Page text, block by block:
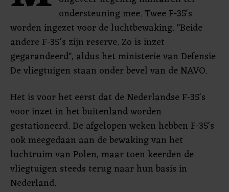
ondersteuning mee. Twee F-35's
worden ingezet voor de luchtbewaking. "Beide
andere F-35’s zijn reserve. Zo is inzet
gegarandeerd", aldus het ministerie van Defensie.
De vliegtuigen staan onder bevel van de NAVO.
Het is voor het eerst dat de Nederlandse F-35's
voor inzet in het buitenland worden
gestationeerd. De afgelopen weken hebben F-35's
ook meegedaan aan de bewaking van het
luchtruim van Polen, maar toen keerden de
vliegtuigen steeds terug naar hun basis in
Nederland.